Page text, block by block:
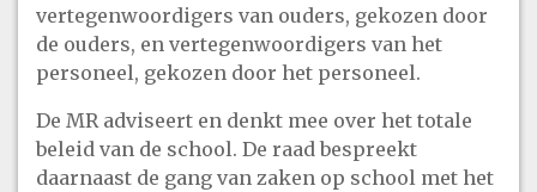
vertegenwoordigers van ouders, gekozen door
de ouders, en vertegenwoordigers van het
personeel, gekozen door het personeel.
De MR adviseert en denkt mee over het totale
beleid van de school. De raad bespreekt
daarnaast de gang van zaken op school met het